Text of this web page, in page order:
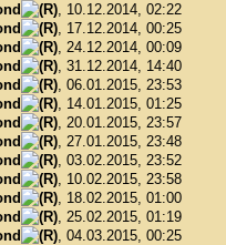
, 10.12.2014, 02:22
, 17.12.2014, 00:25
, 24.12.2014, 00:09
, 31.12.2014, 14:40
, 06.01.2015, 23:53
, 14.01.2015, 01:25
, 20.01.2015, 23:57
, 27.01.2015, 23:48
, 03.02.2015, 23:52
, 10.02.2015, 23:58
, 18.02.2015, 01:00
, 25.02.2015, 01:19
, 04.03.2015, 00:25